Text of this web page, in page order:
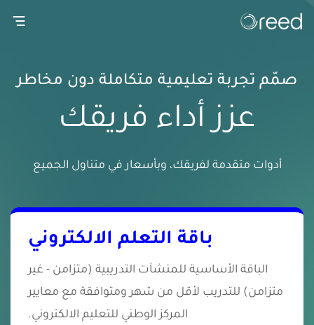
صمّم تجربة تعليمية متكاملة دون مخاطر
عزز أداء فريقك
أدوات متقدمة لفريقك، وبأسعار في متناول الجميع
باقة التعلم الالكتروني
الباقة الأساسية للمنشآت التدريبية (متزامن - غير
متزامن) للتدريب لأقل من شهر ومتوافقة مع معايير
المركز الوطني للتعليم الالكتروني.